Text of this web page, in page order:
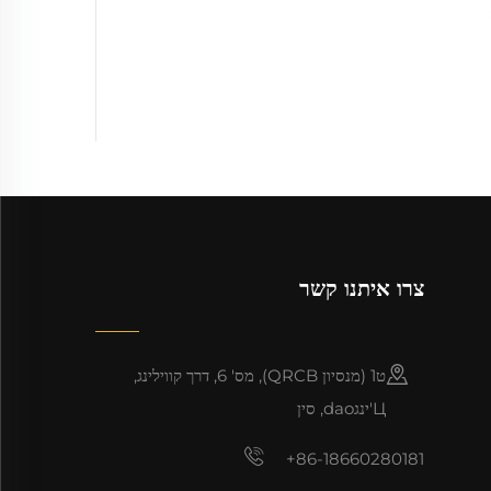
צרו איתנו קשר
ט1 (מנסיון QRCB), מס' 6, דרך קווילינג,
Ц'ינגdao, סין
+86-18660280181